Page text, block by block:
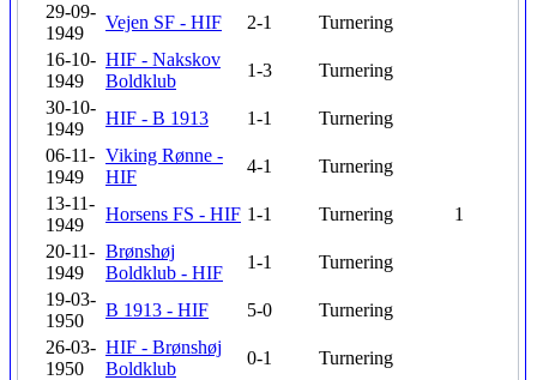
29-09-
1949
Vejen SF - HIF 2-1
Turnering
16-10-
1949
HIF - Nakskov
Boldklub
1-3
Turnering
30-10-
1949
HIF - B 1913 1-1
Turnering
06-11-
1949
Viking Rønne -
HIF
4-1
Turnering
13-11-
1949
Horsens FS - HIF 1-1 Turnering
1
20-11-
1949
Brønshøj
Boldklub - HIF
1-1
Turnering
19-03-
1950
B 1913 - HIF 5-0
Turnering
26-03-
1950
HIF - Brønshøj
Boldklub
0-1
Turnering